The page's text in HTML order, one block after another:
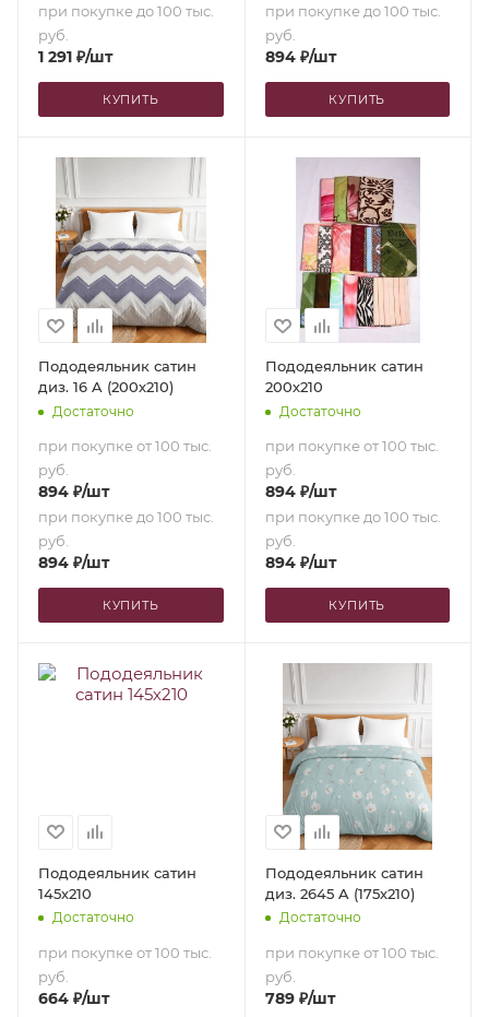
при покупке до 100 тыс.
руб.
1 291 ₽/шт
КУПИТЬ
при покупке до 100 тыс.
руб.
894₽/шт
КУПИТЬ
Пододеяльник сатин
диз. 16 A (200х210)
Достаточно
при покупке от 100 тыс.
руб.
894 ₽/шт
при покупке до 100 тыс.
руб.
894 ₽/шт
КУПИТЬ
Пододеяльник сатин
200х210
Достаточно
при покупке от 100 тыс.
руб.
894₽/шт
при покупке до 100 тыс.
руб.
894₽/шт
КУПИТЬ
Пододеяльник сатин
145х210
Достаточно
при покупке от 100 тыс.
руб.
664 ₽/шт
Пододеяльник сатин
диз. 2645 A (175х210)
Достаточно
при покупке от 100 тыс.
руб.
789₽/шт